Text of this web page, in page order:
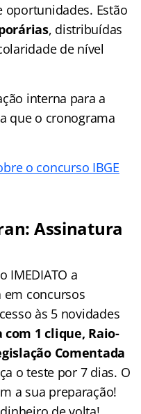
oportunidades. Estão
, distribuídas
de nível
interna para a
que o cronograma
o concurso IBGE
Assinatura
IMEDIATO a
concursos
às 5 novidades
com 1 clique, Raio-
Comentada
o teste por 7 dias. O
a sua preparação!